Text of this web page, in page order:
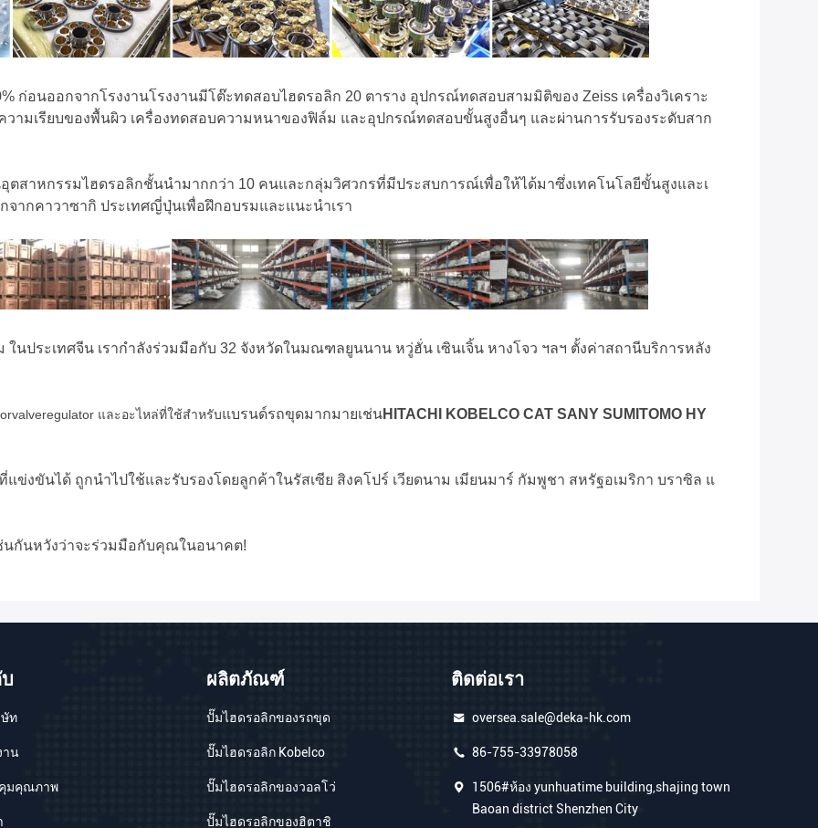
ก่อนออกจากโรงงานโรงงานมีโต๊ะทดสอบไฮดรอลิก 20 ตาราง อุปกรณ์ทดสอบสามมิติของ Zeiss เครื่องวิเคราะ
วามเรียบของพื้นผิว เครื่องทดสอบความหนาของฟิล์ม และอุปกรณ์ทดสอบขั้นสูงอื่นๆ และผ่านการรับรองระดับสาก
ตสาหกรรมไฮดรอลิกชั้นนำมากกว่า 10 คนและกลุ่มวิศวกรที่มีประสบการณ์เพื่อให้ได้มาซึ่งเทคโนโลยีขั้นสูงและเ
ากคาวาซากิ ประเทศญี่ปุ่นเพื่อฝึกอบรมและแนะนำเรา
ในประเทศจีน เรากำลังร่วมมือกับ 32 จังหวัดในมณฑลยูนนาน หวู่ฮั่น เซินเจิ้น หางโจว ฯลฯ ตั้งค่าสถานีบริการหลัง
และอะไหล่ที่ใช้สำหรับแบรนด์รถขุดมากมายเช่นHITACHI KOBELCO CAT SANY SUMITOMO HY
งขันได้ ถูกนำไปใช้และรับรองโดยลูกค้าในรัสเซีย สิงคโปร์ เวียดนาม เมียนมาร์ กัมพูชา สหรัฐอเมริกา บราซิล แ
นกันหวังว่าจะร่วมมือกับคุณในอนาคต!
ท
าน
มคุณภาพ
ผลิตภัณฑ์
ปั๊มไฮดรอลิกของรถขุด
ปั๊มไฮดรอลิก Kobelco
ปั๊มไฮดรอลิกของวอลโว่
ปั๊มไฮดรอลิกของฮิตาชิ
ติดต่อเรา
oversea.sale@deka-hk.com
86-755-33978058
1506#ห้อง yunhuatime building,shajing town
Baoan district Shenzhen City